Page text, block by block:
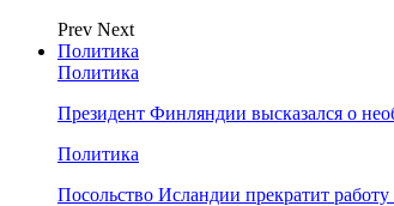
Prev Next
Политика
Политика
Президент Финляндии высказался о
Политика
Посольство Исландии прекратит